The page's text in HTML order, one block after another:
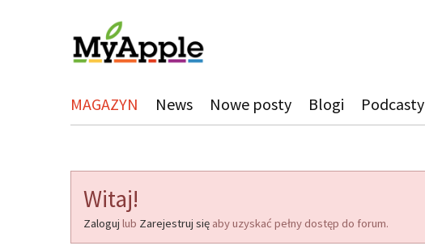
MAGAZYN News Nowe posty Blogi Podcasty
Witaj!
Zaloguj lub Zarejestruj się aby uzyskać pełny dostęp do forum.